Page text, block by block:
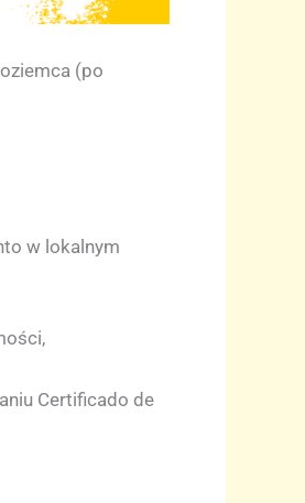
(po
w lokalnym
Certificado de